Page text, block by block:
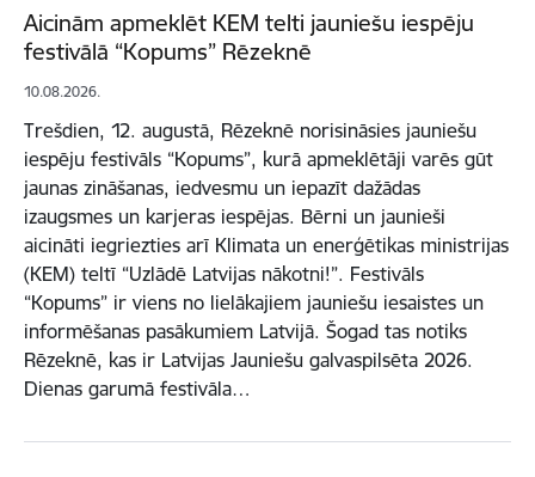
Aicinām apmeklēt KEM telti jauniešu iespēju
festivālā “Kopums” Rēzeknē
10.08.2026.
Trešdien, 12. augustā, Rēzeknē norisināsies jauniešu
iespēju festivāls “Kopums”, kurā apmeklētāji varēs gūt
jaunas zināšanas, iedvesmu un iepazīt dažādas
izaugsmes un karjeras iespējas. Bērni un jaunieši
aicināti iegriezties arī Klimata un enerģētikas ministrijas
(KEM) teltī “Uzlādē Latvijas nākotni!”. Festivāls
“Kopums” ir viens no lielākajiem jauniešu iesaistes un
informēšanas pasākumiem Latvijā. Šogad tas notiks
Rēzeknē, kas ir Latvijas Jauniešu galvaspilsēta 2026.
Dienas garumā festivāla…